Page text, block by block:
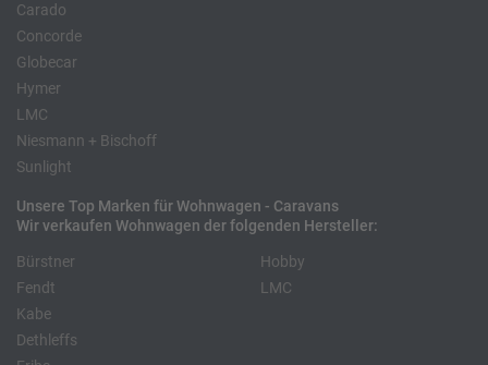
Carado
Concorde
Globecar
Hymer
LMC
Niesmann + Bischoff
Sunlight
Unsere Top Marken für Wohnwagen - Caravans
Wir verkaufen Wohnwagen der folgenden Hersteller:
Bürstner
Fendt
Kabe
Hobby
LMC
Dethleffs